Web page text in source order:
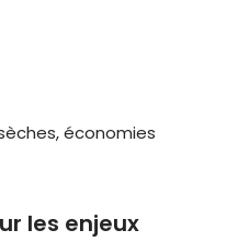
économies
les enjeux